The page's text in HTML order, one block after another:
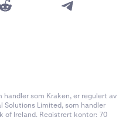
handler som Kraken, er regulert av
Solutions Limited, som handler
of Ireland. Registrert kontor: 70